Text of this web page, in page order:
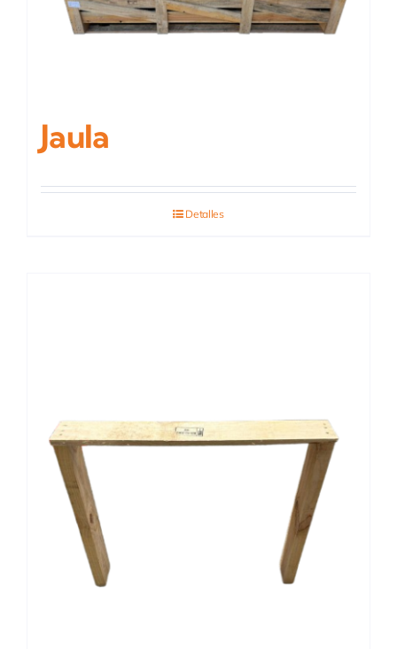
Jaula
Detalles